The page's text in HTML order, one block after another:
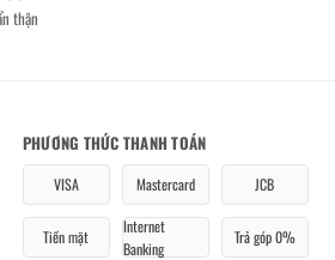
thận
PHƯƠNG THỨC THANH TOÁN
VISA Mastercard JCB
Tiền mặt
Internet
Banking
Trả góp 0%